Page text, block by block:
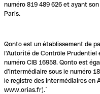
numéro 819 489 626 et ayant
Paris.
Qonto est un établissement de
l'Autorité de Contrôle Prudentiel
numéro CIB 16958. Qonto est
d’intermédiaire sous le numéro
le registre des intermédiaires en
www.orias.fr).`